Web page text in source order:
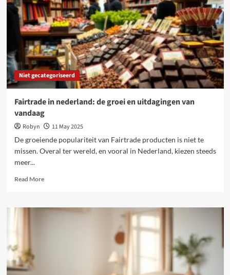
naar
boedapest:
een
onvergetelijke
reis
Niet gecategoriseerd
Fairtrade in nederland: de groei en uitdagingen van
vandaag
Robyn
11 May 2025
De groeiende populariteit van Fairtrade producten is niet te
missen. Overal ter wereld, en vooral in Nederland, kiezen steeds
meer...
Read MoreRead
Fairtrade